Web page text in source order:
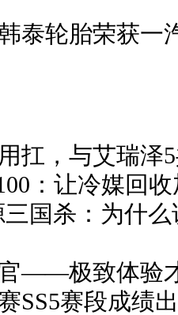
泰轮胎荣获一
扛，与艾瑞泽
：让冷媒回
国杀：为什么
——极致体验
SS5赛段成绩